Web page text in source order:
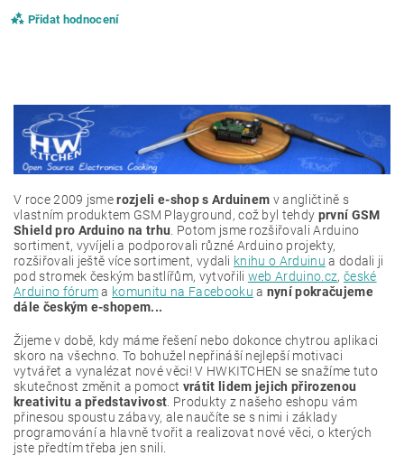
Přidat hodnocení
V roce 2009 jsmerozjeli e-shop s Arduinem v angličtině s
vlastním produktem GSM Playground, což byl tehdy první GSM
Shield pro Arduino na trhu. Potom jsme rozšiřovali Arduino
sortiment, vyvíjeli a podporovali různé Arduino projekty,
rozšiřovali ještě více sortiment, vydali knihu o Arduinu a dodali ji
pod stromek českým bastlířům, vytvořili web Arduino.cz, české
Arduino fóruma komunitu na Facebooku a nyní pokračujeme
dále českým e-shopem...
Žijeme v době, kdy máme řešení nebo dokonce chytrou aplikaci
skoro na všechno. To bohužel nepřináší nejlepší motivaci
vytvářet a vynalézat nové věci! V HWKITCHEN se snažíme tuto
skutečnost změnit a pomoct vrátit lidem jejich přirozenou
kreativitu a představivost. Produkty z našeho eshopu vám
přinesou spoustu zábavy, ale naučíte se s nimi i základy
programování a hlavně tvořit a realizovat nové věci, o kterých
jste předtím třeba jen snili.